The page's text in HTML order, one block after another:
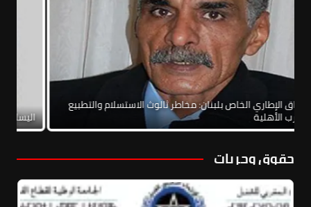
الاتفاق الإطاري الخاص بلبنان: مخاطر ثالوث الاستسلام والتطبيع
والحرب الأهلية
حقوق وحريات